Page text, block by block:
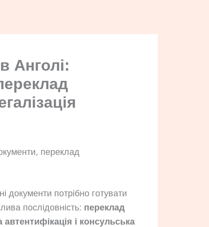
Анголі:
переклад
документи потрібно готувати
послідовність: переклад
і консульська